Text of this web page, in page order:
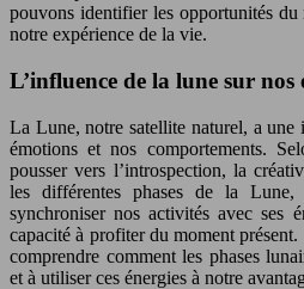
pouvons identifier les opportunités du
notre expérience de la vie.
L’influence de la lune sur nos
La Lune, notre satellite naturel, a
émotions et nos comportements.
pousser vers l’introspection, la
les différentes phases de la Lune,
synchroniser nos activités avec ses
capacité à profiter du moment
comprendre comment les phases
et à utiliser ces énergies à notre